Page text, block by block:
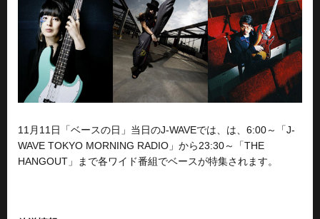
11月11日「ベースの日」当日のJ-WAVEでは、は、6:00～「J-
WAVE TOKYO MORNING RADIO」から23:30～「THE
HANGOUT」まで各ワイド番組でベースが特集されます。